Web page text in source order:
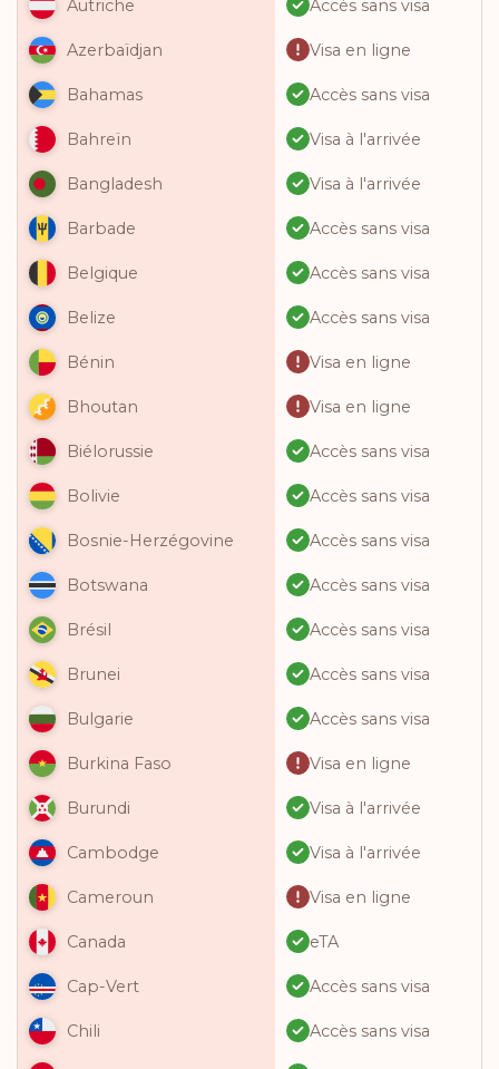
Autriche Accès sans visa
Azerbaïdjan Visa en ligne
Bahamas Accès sans visa
Bahreïn Visa à l'arrivée
Bangladesh Visa à l'arrivée
Barbade Accès sans visa
Belgique Accès sans visa
Belize Accès sans visa
Bénin Visa en ligne
Bhoutan Visa en ligne
Biélorussie Accès sans visa
Bolivie Accès sans visa
Bosnie-Herzégovine Accès sans visa
Botswana Accès sans visa
Brésil Accès sans visa
Brunei Accès sans visa
Bulgarie Accès sans visa
Burkina Faso Visa en ligne
Burundi Visa à l'arrivée
Cambodge Visa à l'arrivée
Cameroun Visa en ligne
Canada eTA
Cap-Vert Accès sans visa
Chili Accès sans visa